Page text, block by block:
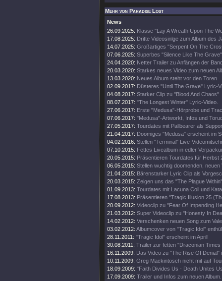
Mehr von Paradise Lost
News
26.09.2025: Klasse "Lay A Wreath Upon The
17.08.2025: Dritte Videosinlge zum Album des
14.07.2025: Großartiges "Serpent On The
07.06.2025: Superbes "Silence Like The
24.04.2020: Netter Trailer zu Anfängen der
20.03.2020: Starkes neues Video zum neuen
13.03.2020: Neues Album steht vor den Toren
02.09.2017: Düsteres "Until The Grave" Lyric-
04.08.2017: Starker Clip zu "Blood And Chaos"
08.07.2017: "The Longest Winter" Lyric-Video.
27.06.2017: Erste "Medusa"-Hörprobe und
07.06.2017: "Medusa"-Artworkt, Infos und
27.05.2017: Tourdates mit Pallbearer als
21.04.2017: Doomiges "Medusa" erscheint im
04.02.2016: Stellen "Terminal" Live-
07.10.2015: Fettes Livealbum in edler
20.05.2015: Präsentieren Tourdates für Herbst
06.05.2015: Stellen wuchtig doomenden, neuen
21.04.2015: Bärenstarker Lyric Clip als
20.03.2015: Zeigen uns das "The Plague
01.09.2013: Tourdates mit Lacuna Coil und
17.08.2013: Präsentieren "Tragic Illusion 25
20.09.2012: Videoclip zu "Fear Of Impending
21.03.2012: Super Videoclip zu "Honesty In
14.02.2012: Verschenken neuen Song zum
03.02.2012: Albumcover von "Tragic Idol"
28.11.2011: "Tragic Idol" erscheint im April!
30.08.2011: Trailer zur fetten "Draconian Times
16.11.2009: Das Video zu "The Rise Of Denial"
10.11.2009: Greg Mackintosch nicht mit auf
18.09.2009: "Faith Divides Us - Death Unites
17.09.2009: Trailer und Infos zum neuen Album.